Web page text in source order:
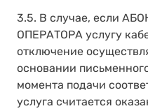
3.5. В случае, если
ОПЕРАТОРА услугу
отключение
основании
момента подачи
услуга считается